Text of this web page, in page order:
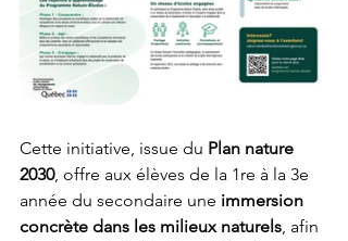
Cette initiative, issue du Plan nature
2030, offre aux élèves de la 1re à la 3e
année du secondaire une immersion
concrète dans les milieux naturels, afin